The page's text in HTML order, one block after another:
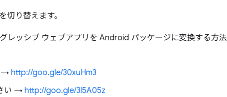
り替えます。
ッシブ ウェブアプリを Android パッケージに変換する方法
→http://goo.gle/30xuHm3
い → http://goo.gle/3l5A05z